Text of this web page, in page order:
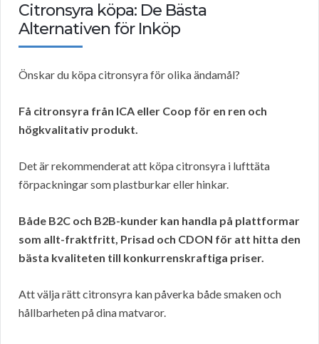
Citronsyra köpa: De Bästa
Alternativen för Inköp
Önskar du köpa citronsyra för olika ändamål?
Få citronsyra från ICA eller Coop för en ren och
högkvalitativ produkt.
Det är rekommenderat att köpa citronsyra i lufttäta
förpackningar som plastburkar eller hinkar.
Både B2C och B2B-kunder kan handla på plattformar
som allt-fraktfritt, Prisad och CDON för att hitta den
bästa kvaliteten till konkurrenskraftiga priser.
Att välja rätt citronsyra kan påverka både smaken och
hållbarheten på dina matvaror.